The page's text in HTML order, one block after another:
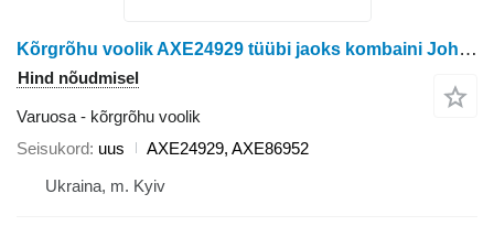
Kõrgrõhu voolik AXE24929 tüübi jaoks kombaini John Deere W540, W550, W650, W660, S540, S550, S660, S670, S680, S690, S760, S770, S780, S790
Hind nõudmisel
Varuosa - kõrgrõhu voolik
Seisukord uus
AXE24929, AXE86952
Ukraina, m. Kyiv